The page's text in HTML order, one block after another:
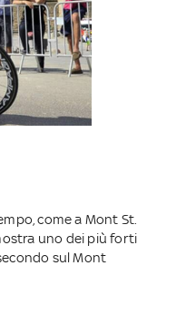
come a Mont St.
uno dei più forti
sul Mont